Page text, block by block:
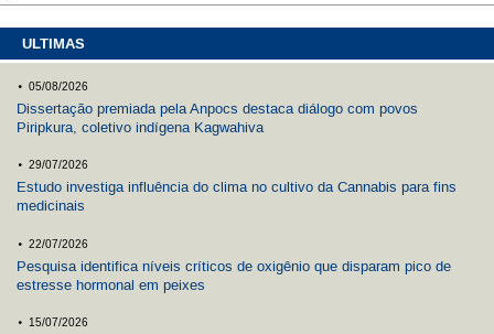
ULTIMAS
. 05/08/2026
Dissertação premiada pela Anpocs destaca diálogo com povos
Piripkura, coletivo indígena Kagwahiva
. 29/07/2026
Estudo investiga influência do clima no cultivo da Cannabis para fins
medicinais
. 22/07/2026
Pesquisa identifica níveis críticos de oxigênio que disparam pico de
estresse hormonal em peixes
. 15/07/2026